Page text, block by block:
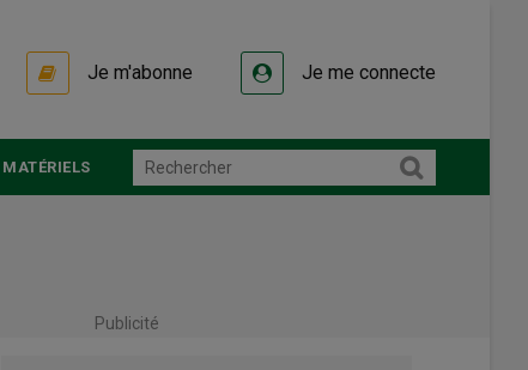
Je m'abonne Je me connecte
Publicité